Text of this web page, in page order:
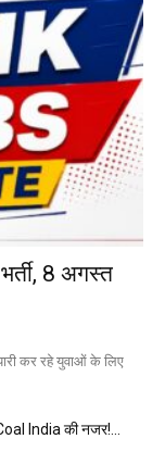
8 अगस्त
कर रहे युवाओं के लिए
India की नजर!...